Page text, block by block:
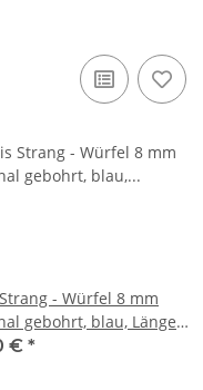
- Würfel 8 mm
gebohrt, blau, Länge
/2044
€ *